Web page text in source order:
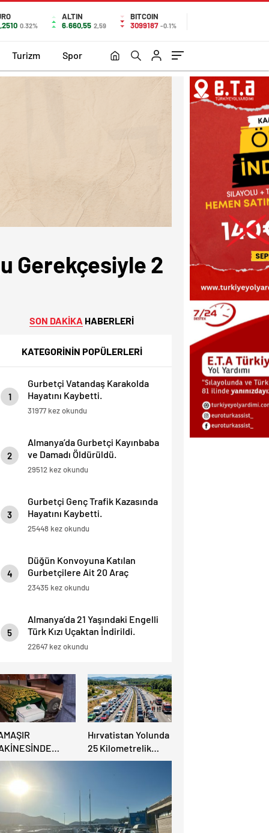
0.32%
ALTIN
6.660,55 2,59
BITCOIN
3099187 -0.1%
Turizm Spor
Gerekçesiyle 2
SON DAKİKA HABERLERİ
KATEGORİNİN POPÜLERLERİ
1
Gurbetçi Vatandaş Karakolda
Hayatını Kaybetti.
31977 kez okundu
2
Almanya’da Gurbetçi Kayınbaba
ve Damadı Öldürüldü.
29512 kez okundu
3
Gurbetçi Genç Trafik Kazasında
Hayatını Kaybetti.
25448 kez okundu
4
Düğün Konvoyuna Katılan
Gurbetçilere Ait 20 Araç
Trafikten Men Edildi.
23435 kez okundu
5
Almanya’da 21 Yaşındaki Engelli
Türk Kızı Uçaktan İndirildi.
Detaylar Haberde.
22647 kez okundu
BEBEK
ŞOK ETTİ
Hırvatistan Yolunda
25 Kilometrelik
Trafik Kuyruğu